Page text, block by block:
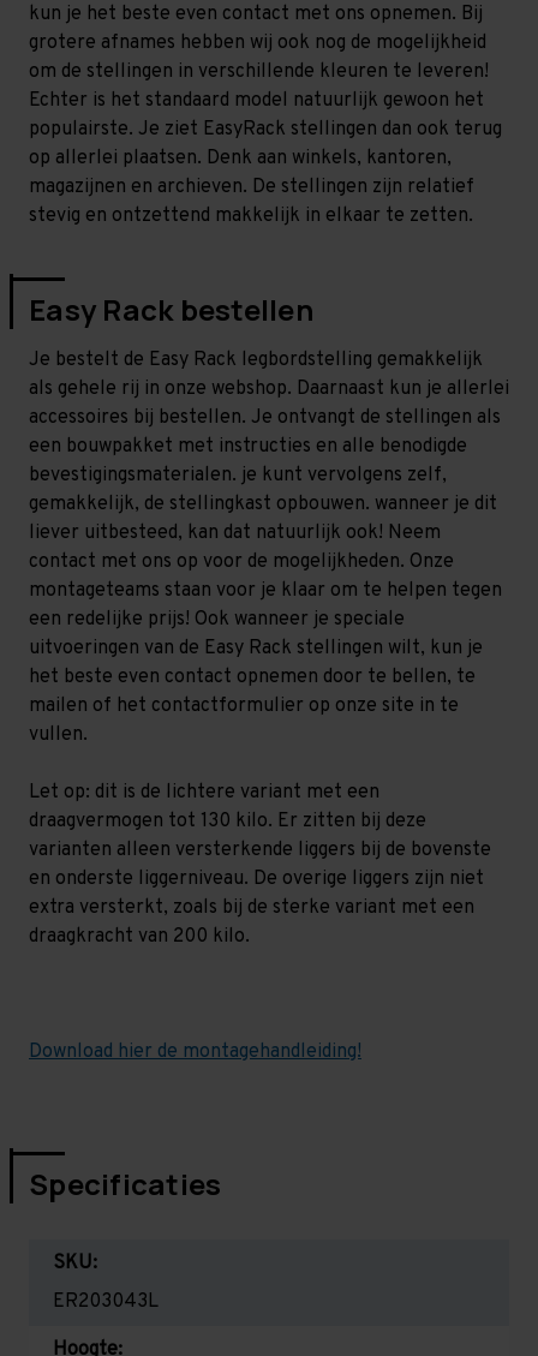
kun je het beste even contact met ons opnemen. Bij
grotere afnames hebben wij ook nog de mogelijkheid
om de stellingen in verschillende kleuren te leveren!
Echter is het standaard model natuurlijk gewoon het
populairste. Je ziet EasyRack stellingen dan ook terug
op allerlei plaatsen. Denk aan winkels, kantoren,
magazijnen en archieven. De stellingen zijn relatief
stevig en ontzettend makkelijk in elkaar te zetten.
Easy Rack bestellen
Je bestelt de Easy Rack legbordstelling gemakkelijk
als gehele rij in onze webshop. Daarnaast kun je allerlei
accessoires bij bestellen. Je ontvangt de stellingen als
een bouwpakket met instructies en alle benodigde
bevestigingsmaterialen. je kunt vervolgens zelf,
gemakkelijk, de stellingkast opbouwen. wanneer je dit
liever uitbesteed, kan dat natuurlijk ook! Neem
contact met ons op voor de mogelijkheden. Onze
montageteams staan voor je klaar om te helpen tegen
een redelijke prijs! Ook wanneer je speciale
uitvoeringen van de Easy Rack stellingen wilt, kun je
het beste even contact opnemen door te bellen, te
mailen of het contactformulier op onze site in te
vullen.
Let op: dit is de lichtere variant met een
draagvermogen tot 130 kilo. Er zitten bij deze
varianten alleen versterkende liggers bij de bovenste
en onderste liggerniveau. De overige liggers zijn niet
extra versterkt, zoals bij de sterke variant met een
draagkracht van 200 kilo.
Download hier de montagehandleiding!
Specificaties
SKU:
ER203043L
Hoogte: